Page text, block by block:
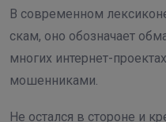
В современном
скам, оно обозначает
многих интернет-
мошенниками.
Не остался в стороне и